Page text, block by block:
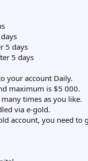
5 days
5 days
your account Daily.
maximum is $5 000.
times as you like.
via e-gold.
account, you need to